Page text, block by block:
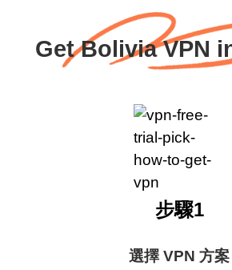
Get Bolivia VPN
選擇 VPN 方案
步驟1